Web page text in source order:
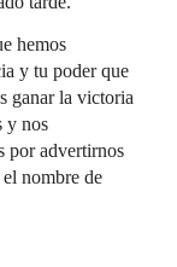
hemos
y tu poder que
ganar la victoria
y nos
por advertirnos
nombre de